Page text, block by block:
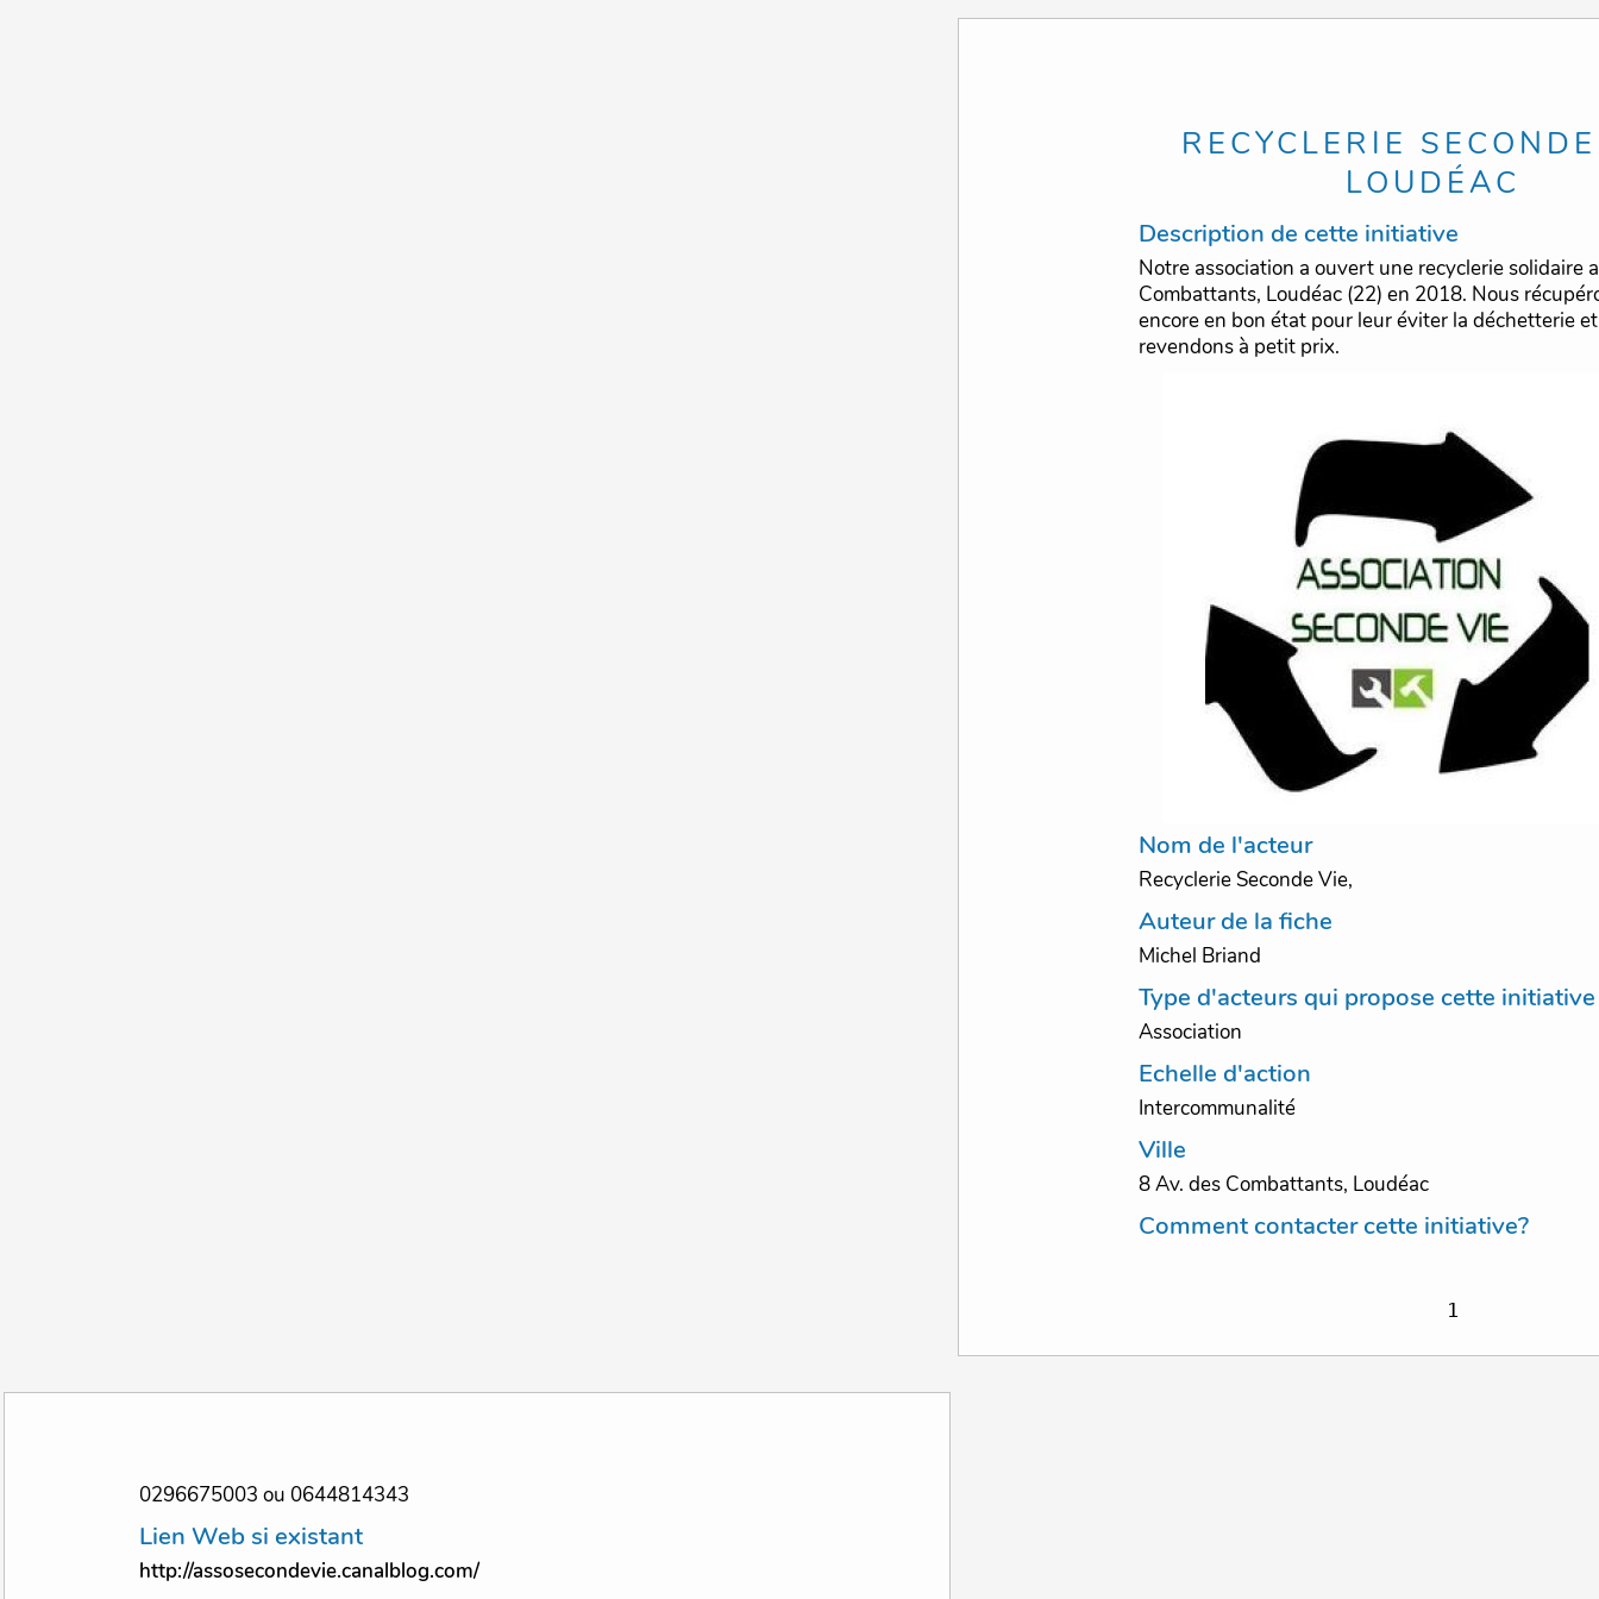
RECYCLERIE
LOUDÉAC
Description de cette initiative
Notre association a ouvert une recyclerie solidaire
Combattants, Loudéac (22) en 2018. Nous
encore en bon état pour leur éviter la déchetterie
revendons à petit prix.
Nom de l'acteur
Recyclerie Seconde Vie,
Auteur de la fiche
Michel Briand
Type d'acteurs qui propose cette initiative
Association
Echelle d'action
Intercommunalité
Ville
8 Av. des Combattants, Loudéac
Comment contacter cette initiative?
0296675003 ou 0644814343
Lien Web si existant
http://assosecondevie.canalblog.com/